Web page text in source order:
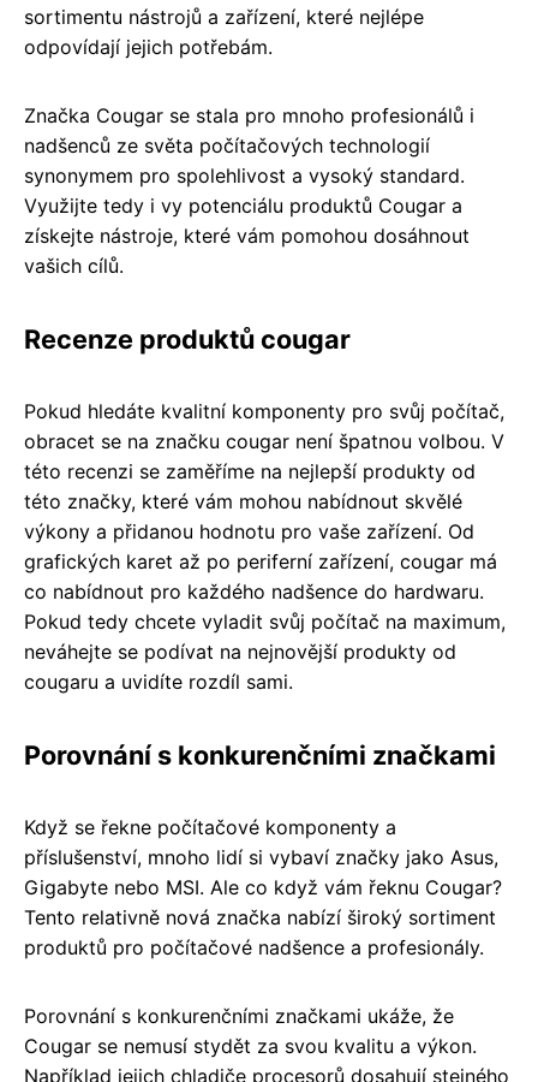
sortimentu nástrojů a zařízení, které nejlépe
odpovídají jejich potřebám.
Značka Cougar se stala pro mnoho profesionálů i
nadšenců ze světa počítačových technologií
synonymem pro spolehlivost a vysoký standard.
Využijte tedy i vy potenciálu produktů Cougar a
získejte nástroje, které vám pomohou dosáhnout
vašich cílů.
Recenze produktů cougar
Pokud hledáte kvalitní komponenty pro svůj počítač,
obracet se na značku cougar není špatnou volbou. V
této recenzi se zaměříme na nejlepší produkty od
této značky, které vám mohou nabídnout skvělé
výkony a přidanou hodnotu pro vaše zařízení. Od
grafických karet až po periferní zařízení, cougar má
co nabídnout pro každého nadšence do hardwaru.
Pokud tedy chcete vyladit svůj počítač na maximum,
neváhejte se podívat na nejnovější produkty od
cougaru a uvidíte rozdíl sami.
Porovnání s konkurenčními značkami
Když se řekne počítačové komponenty a
příslušenství, mnoho lidí si vybaví značky jako Asus,
Gigabyte nebo MSI. Ale co když vám řeknu Cougar?
Tento relativně nová značka nabízí široký sortiment
produktů pro počítačové nadšence a profesionály.
Porovnání s konkurenčními značkami ukáže, že
Cougar se nemusí stydět za svou kvalitu a výkon.
Například jejich chladiče procesorů dosahují stejného